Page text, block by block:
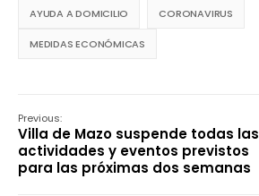
AYUDA A DOMICILIO CORONAVIRUS
MEDIDAS ECONÓMICAS
Previous:
Villa de Mazo suspende todas las
actividades y eventos previstos
para las próximas dos semanas